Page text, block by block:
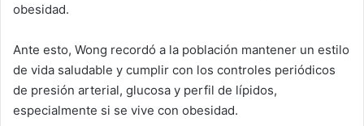
obesidad.
Ante esto, Wong recordó a la población mantener un estilo
de vida saludable y cumplir con los controles periódicos
de presión arterial, glucosa y perfil de lípidos,
especialmente si se vive con obesidad.